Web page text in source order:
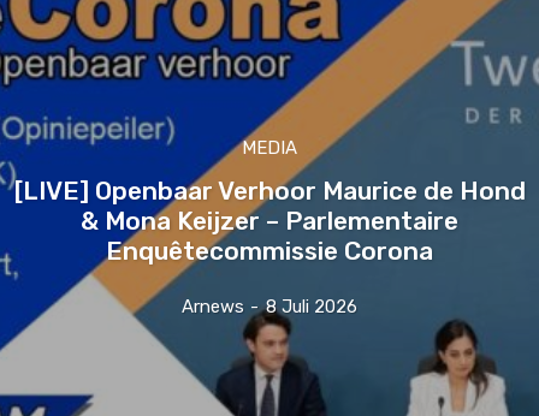
MEDIA
[LIVE] Openbaar Verhoor Maurice de Hond
& Mona Keijzer – Parlementaire
Enquêtecommissie Corona
Arnews - 8 Juli 2026